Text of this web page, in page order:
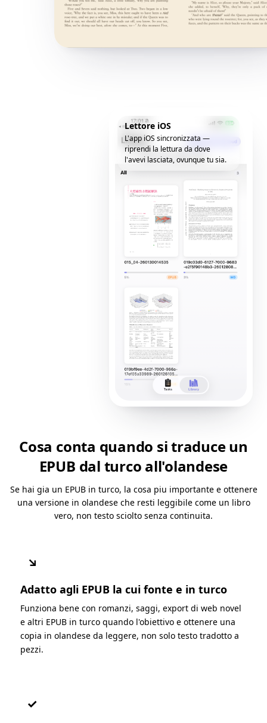
Lettore iOS
L'app iOS sincronizzata —
riprendi la lettura da dove
l'avevi lasciata, ovunque tu sia.
Cosa conta quando si traduce un
EPUB dal turco all'olandese
Se hai gia un EPUB in turco, la cosa piu importante e ottenere
una versione in olandese che resti leggibile come un libro
vero, non testo sciolto senza continuita.
↘
Adatto agli EPUB la cui fonte e in turco
Funziona bene con romanzi, saggi, export di web novel
e altri EPUB in turco quando l'obiettivo e ottenere una
copia in olandese da leggere, non solo testo tradotto a
pezzi.
✓